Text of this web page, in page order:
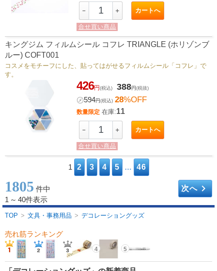
－ ＋ カートへ
合せ買い商品
キングジム フィルムシール コフレ TRIANGLE (ホリゾンブ
ルー) COFT001
コスメをモチーフにした、貼ってはがせるフィルムシール「コフレ」で
す。
426円(税込) 388円(税抜)
㋱594円(税込) 28%OFF
数量限定 在庫:11
－ ＋ カートへ
合せ買い商品
1 2 3 4 5 … 46
1805 件中
1 ～ 40件表示
次へkeyboard_arrow_right
TOP > 文具・事務用品 > デコレーショングッズ
売れ筋ランキング
4 5